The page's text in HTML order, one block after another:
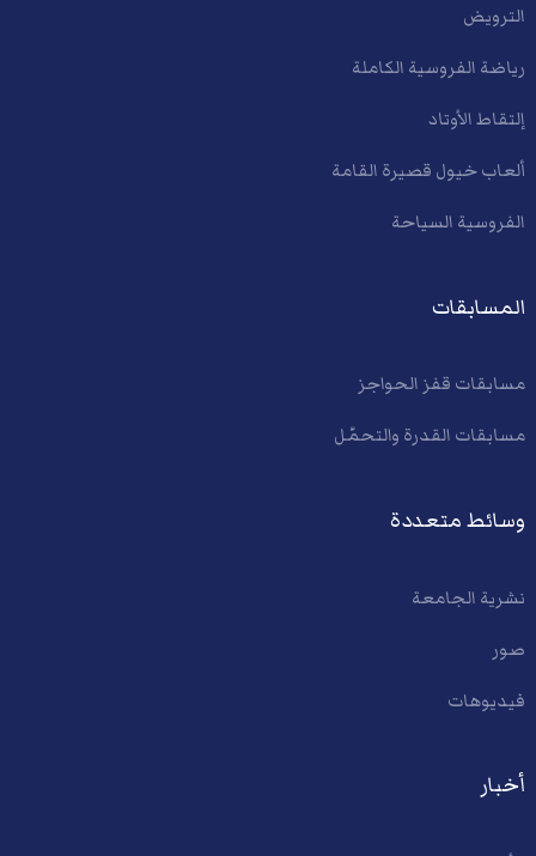
الترويض
رياضة الفروسية الكاملة
إلتقاط الأوتاد
ألعاب خيول قصيرة القامة
الفروسية السياحة
المسابقات
مسابقات قفز الحواجز
مسابقات القدرة والتحمّل
وسائط متعددة
نشرية الجامعة
صور
فيديوهات
أخبار